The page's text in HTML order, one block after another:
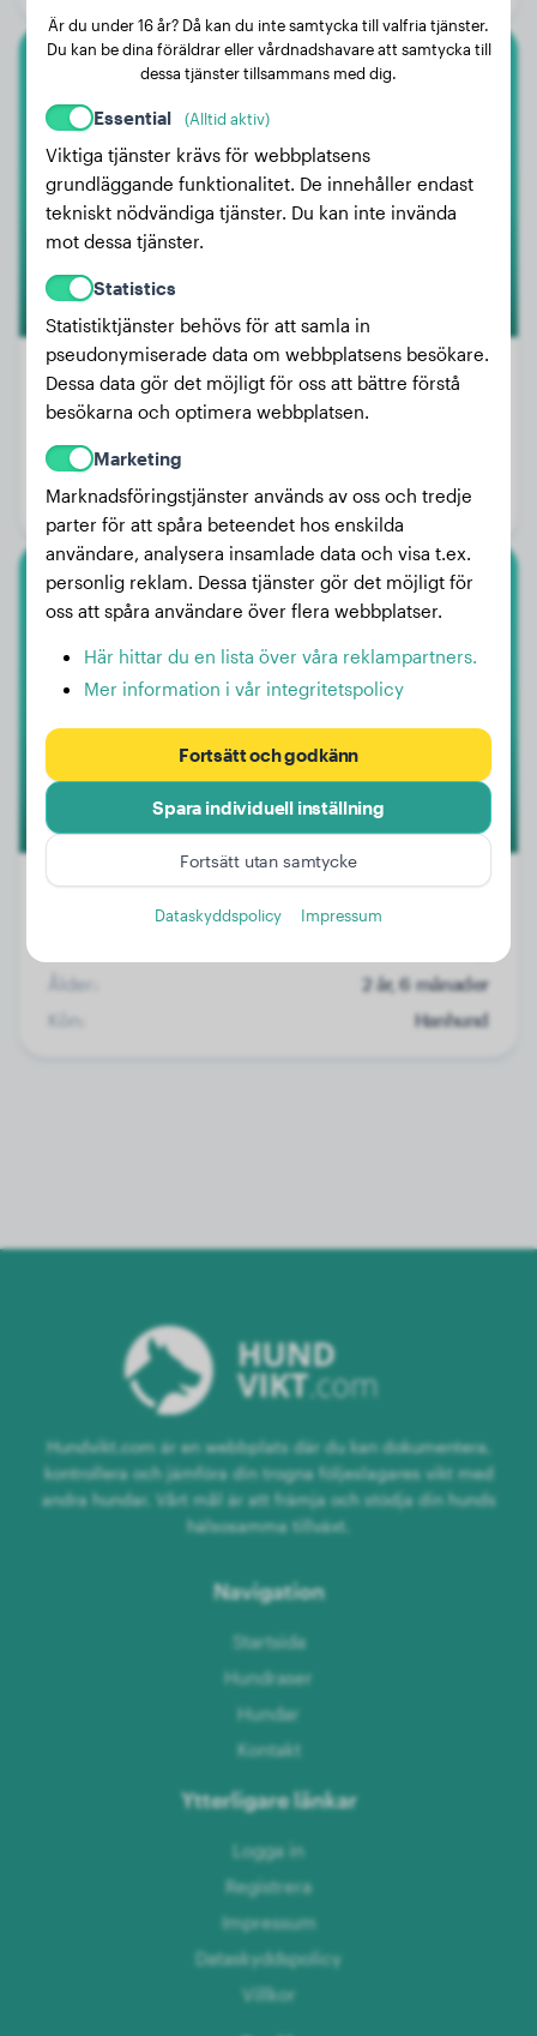
Ungersk Vizsla
Ginger
Ålder:
Kön:
Honhund
Amerikansk Bully Xl
Valko
Ålder:
2 år, 6 månader
Kön:
Hanhund
Hundvikt.com är en webbplats där du kan dokumentera,
kontrollera och jämföra din trogna följeslagares vikt med
andra hundar. Vårt mål är att främja och stödja din hunds
hälsosamma tillväxt.
Navigation
Startsida
Hundraser
Hundar
Kontakt
Ytterligare länkar
Logga in
Registrera
Impressum
Dataskyddspolicy
Villkor
Är du under 16 år? Då kan du inte samtycka till valfria tjänster.
Du kan be dina föräldrar eller vårdnadshavare att samtycka till
dessa tjänster tillsammans med dig.
Essential (Alltid aktiv)
Viktiga tjänster krävs för webbplatsens
grundläggande funktionalitet. De innehåller endast
tekniskt nödvändiga tjänster. Du kan inte invända
mot dessa tjänster.
Statistics
Statistiktjänster behövs för att samla in
pseudonymiserade data om webbplatsens besökare.
Dessa data gör det möjligt för oss att bättre förstå
besökarna och optimera webbplatsen.
Marketing
Marknadsföringstjänster används av oss och tredje
parter för att spåra beteendet hos enskilda
användare, analysera insamlade data och visa t.ex.
personlig reklam. Dessa tjänster gör det möjligt för
oss att spåra användare över flera webbplatser.
Här hittar du en lista över våra reklampartners.
Mer information i vår integritetspolicy
Fortsätt och godkänn
Spara individuell inställning
Fortsätt utan samtycke
Dataskyddspolicy Impressum